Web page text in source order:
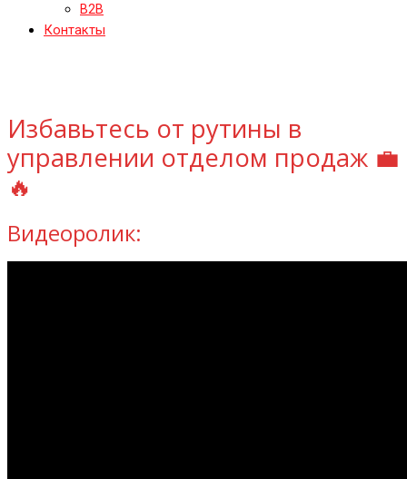
B2B
Контакты
Избавьтесь от рутины в
управлении отделом продаж 💼
🔥
Видеоролик: